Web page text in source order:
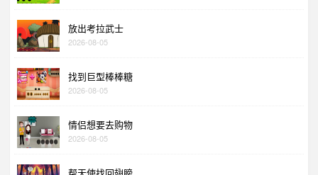
放出考拉武士
2026-08-05
找到巨型棒棒糖
2026-08-05
情侣想要去购物
2026-08-05